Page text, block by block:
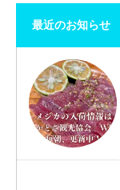
最近のお知らせ